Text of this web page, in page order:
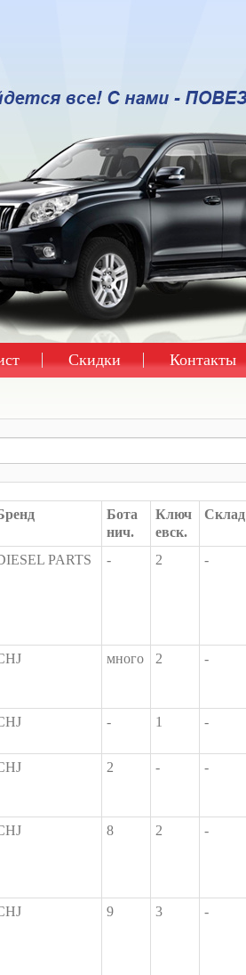
Скидки Контакты
Бота
нич.
Ключ
евск.
Склад
PARTS - 2 -
много 2 -
- 1 -
2 - -
8 2 -
9 3 -